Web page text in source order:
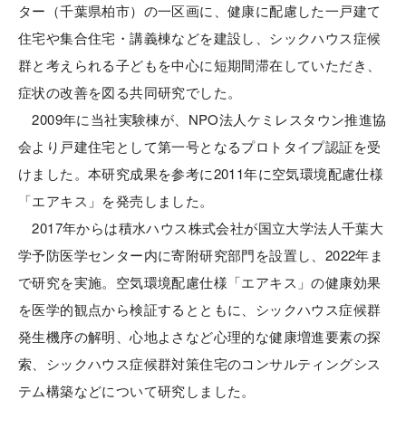
ター（千葉県柏市）の一区画に、健康に配慮した一戸建て
住宅や集合住宅・講義棟などを建設し、シックハウス症候
群と考えられる子どもを中心に短期間滞在していただき、
症状の改善を図る共同研究でした。
2009年に当社実験棟が、NPO法人ケミレスタウン推進協
会より戸建住宅として第一号となるプロトタイプ認証を受
けました。本研究成果を参考に2011年に空気環境配慮仕様
「エアキス」を発売しました。
2017年からは積水ハウス株式会社が国立大学法人千葉大
学予防医学センター内に寄附研究部門を設置し、2022年ま
で研究を実施。空気環境配慮仕様「エアキス」の健康効果
を医学的観点から検証するとともに、シックハウス症候群
発生機序の解明、心地よさなど心理的な健康増進要素の探
索、シックハウス症候群対策住宅のコンサルティングシス
テム構築などについて研究しました。